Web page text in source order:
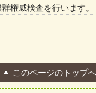
権威検査を行います。
阜県No.1
このページのトップへ